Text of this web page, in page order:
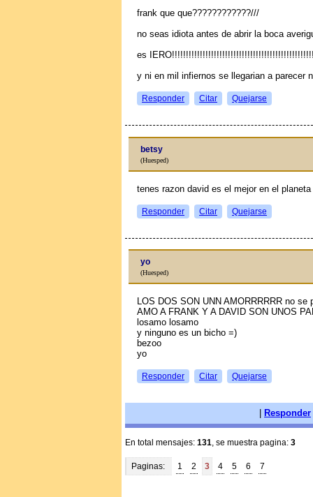
frank que que????????????///
no seas idiota antes de abrir la boca
es
y ni en mil infiernos se llegarian a parecer
Responder Citar Quejarse
betsy
(Huesped)
tenes razon david es el mejor en el
Responder Citar Quejarse
yo
(Huesped)
LOS DOS SON UNN AMORRRRRR no se
AMO A FRANK Y A DAVID SON UNOS
losamo losamo
y ninguno es un bicho =)
bezoo
yo
Responder Citar Quejarse
Responder
En total mensajes: 131, se muestra pagina: 3
Paginas: 1 2 3 4 5 6 7